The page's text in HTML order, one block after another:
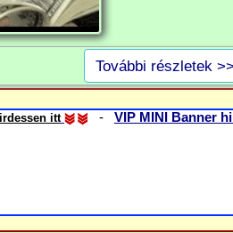
További részletek
itt - VIP MINI Banner